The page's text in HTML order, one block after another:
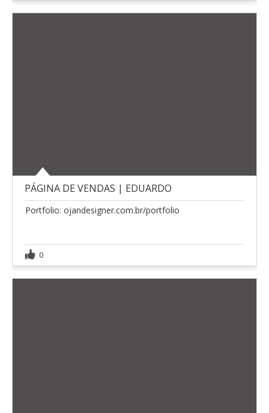
PÁGINA DE VENDAS | EDUARDO
Portfolio: ojandesigner.com.br/portfolio
0